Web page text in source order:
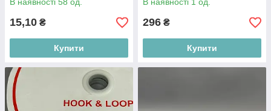
В наявності 58 од.
15,10 ₴
Купити
В наявності 1 од.
296 ₴
Купити